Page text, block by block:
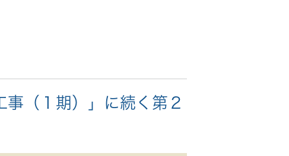
事（１期）」に続く第２